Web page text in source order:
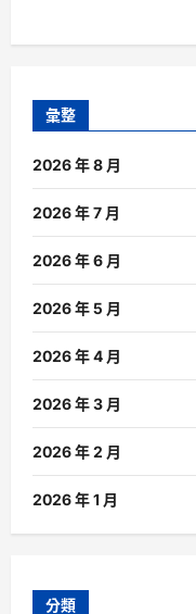
彙整
2026 年 8 月
2026 年 7 月
2026 年 6 月
2026 年 5 月
2026 年 4 月
2026 年 3 月
2026 年 2 月
2026 年 1 月
分類